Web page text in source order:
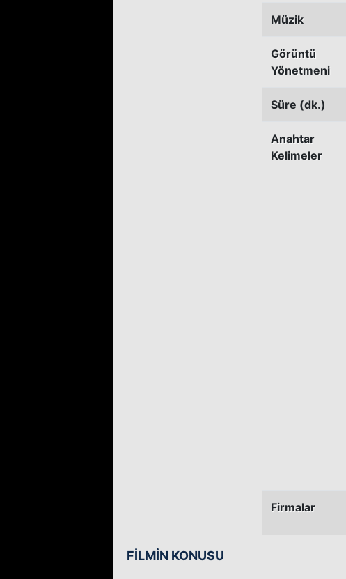
Müzik
Görüntü
Yönetmeni
Süre (dk.)
Anahtar
Kelimeler
Firmalar
FİLMİN KONUSU